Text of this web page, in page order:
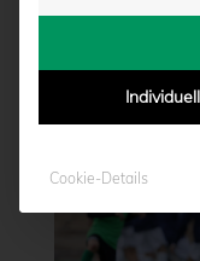
Cookie-Details